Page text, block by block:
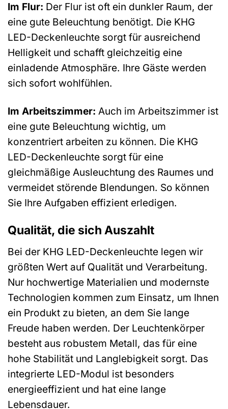
Im Flur: Der Flur ist oft ein dunkler Raum, der
eine gute Beleuchtung benötigt. Die KHG
LED-Deckenleuchte sorgt für ausreichend
Helligkeit und schafft gleichzeitig eine
einladende Atmosphäre. Ihre Gäste werden
sich sofort wohlfühlen.
Im Arbeitszimmer: Auch im Arbeitszimmer ist
eine gute Beleuchtung wichtig, um
konzentriert arbeiten zu können. Die KHG
LED-Deckenleuchte sorgt für eine
gleichmäßige Ausleuchtung des Raumes und
vermeidet störende Blendungen. So können
Sie Ihre Aufgaben effizient erledigen.
Qualität, die sich Auszahlt
Bei der KHG LED-Deckenleuchte legen wir
größten Wert auf Qualität und Verarbeitung.
Nur hochwertige Materialien und modernste
Technologien kommen zum Einsatz, um Ihnen
ein Produkt zu bieten, an dem Sie lange
Freude haben werden. Der Leuchtenkörper
besteht aus robustem Metall, das für eine
hohe Stabilität und Langlebigkeit sorgt. Das
integrierte LED-Modul ist besonders
energieeffizient und hat eine lange
Lebensdauer.